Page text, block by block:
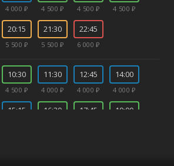
4 000 ₽ 4 500 ₽ 4 500 ₽ 4 500 ₽
20:15
5 500 ₽
21:30
5 500 ₽
22:45
6 000 ₽
10:30
4 500 ₽
11:30
4 000 ₽
12:45
4 000 ₽
14:00
4 000 ₽
15:15 16:30 17:45 19:00